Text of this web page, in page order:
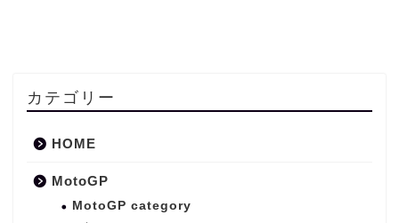
カテゴリー
HOME
MotoGP
MotoGP category